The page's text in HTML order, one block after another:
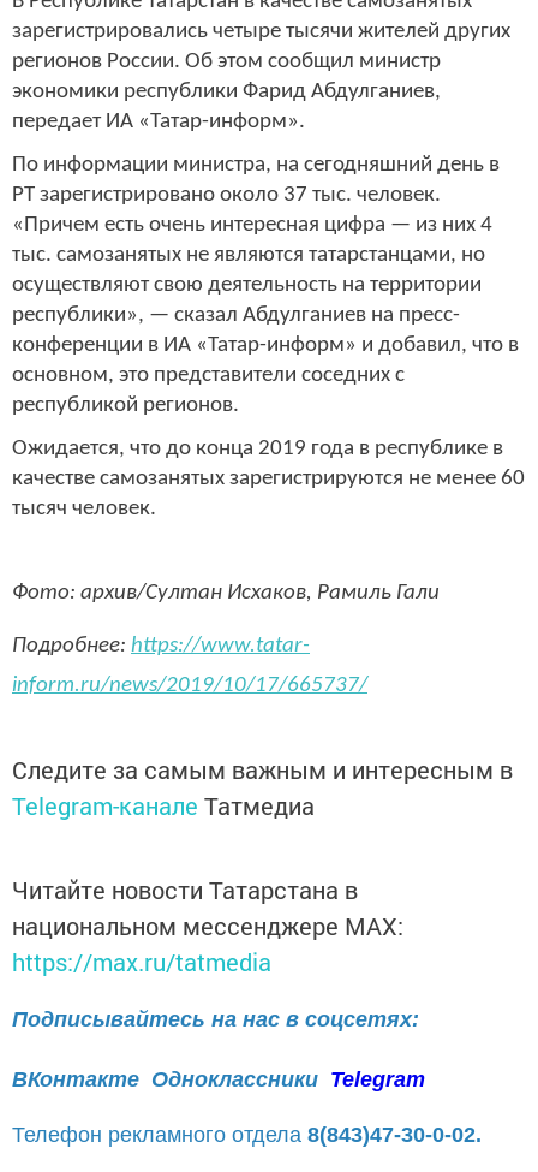
зарегистрировались четыре тысячи жителей других
регионов России. Об этом сообщил министр
экономики республики Фарид Абдулганиев,
передает ИА «Татар-информ».
По информации министра, на сегодняшний день в
РТ зарегистрировано около 37 тыс. человек.
«Причем есть очень интересная цифра — из них 4
тыс. самозанятых не являются татарстанцами, но
осуществляют свою деятельность на территории
республики», — сказал Абдулганиев на пресс-
конференции в ИА «Татар-информ» и добавил, что в
основном, это представители соседних с
республикой регионов.
Ожидается, что до конца 2019 года в республике в
качестве самозанятых зарегистрируются не менее 60
тысяч человек.
Фото: архив/Султан Исхаков, Рамиль Гали
Подробнее: https://www.tatar-
inform.ru/news/2019/10/17/665737/
Следите за самым важным и интересным в
Telegram-канале Татмедиа
Читайте новости Татарстана в
национальном мессенджере MАХ:
https://max.ru/tatmedia
Подписывайтесь на нас в соцсетях:
ВКонтакте Одноклассники Telegram
Телефон рекламного отдела 8(843)47-30-0-02.